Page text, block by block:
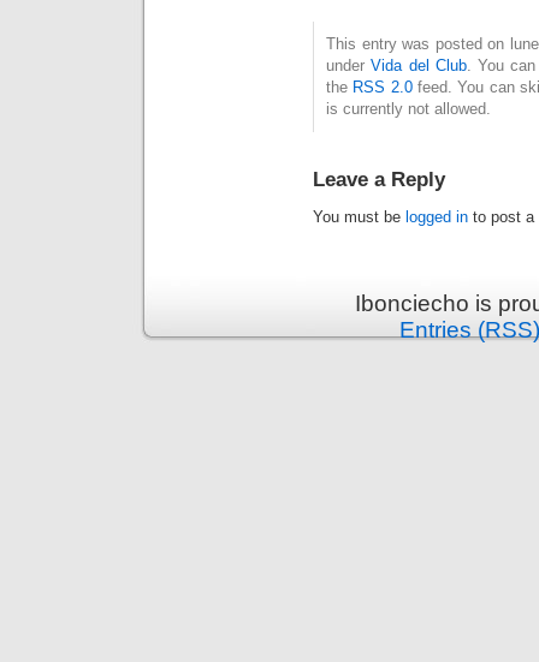
This entry was posted on
underVida del Club. You
the RSS 2.0feed. You can
is currently not allowed.
Leave a Reply
You must be logged in to post a
Ibonciecho is
Entries (RSS)